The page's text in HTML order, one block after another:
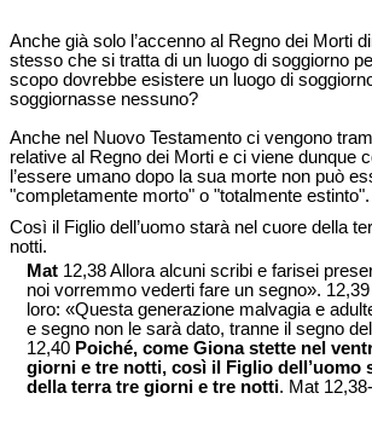
Anche già solo l’accenno al Regno dei Morti
stesso che si tratta di un luogo di soggiorno
scopo dovrebbe esistere un luogo di
soggiornasse nessuno?
Anche nel Nuovo Testamento ci vengono
relative al Regno dei Morti e ci viene dunque
l’essere umano dopo la sua morte non può
"completamente morto" o "totalmente estinto".
Così il Figlio dell’uomo starà nel cuore della
notti.
Mat 12,38 Allora alcuni scribi e farisei
noi vorremmo vederti fare un segno».
loro: «Questa generazione malvagia e
e segno non le sarà dato, tranne il segno
12,40 Poiché, come Giona stette nel
giorni e tre notti, così il Figlio dell’uomo
della terra tre giorni e tre notti. Mat